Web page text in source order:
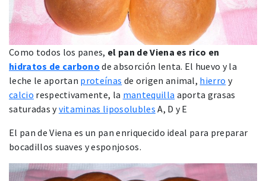
Como todos los panes, el pan de Viena es rico en
hidratos de carbono de absorción lenta. El huevo y la
leche le aportan proteínas de origen animal, hierro y
calcio respectivamente, la mantequilla aporta grasas
saturadas yvitaminas liposolubles A, D y E
El pan de Viena es un pan enriquecido ideal para preparar
bocadillos suaves y esponjosos.